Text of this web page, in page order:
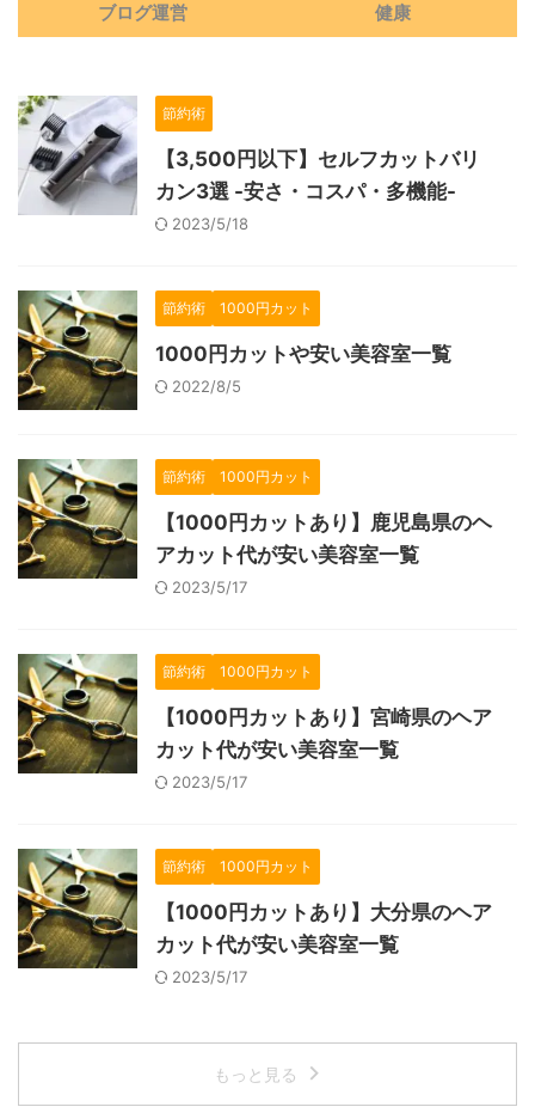
ブログ運営 健康
節約術
【3,500円以下】セルフカットバリ
カン3選 -安さ・コスパ・多機能-
2023/5/18
節約術 1000円カット
1000円カットや安い美容室一覧
2022/8/5
節約術 1000円カット
【1000円カットあり】鹿児島県のヘ
アカット代が安い美容室一覧
2023/5/17
節約術 1000円カット
【1000円カットあり】宮崎県のヘア
カット代が安い美容室一覧
2023/5/17
節約術 1000円カット
【1000円カットあり】大分県のヘア
カット代が安い美容室一覧
2023/5/17
もっと見る